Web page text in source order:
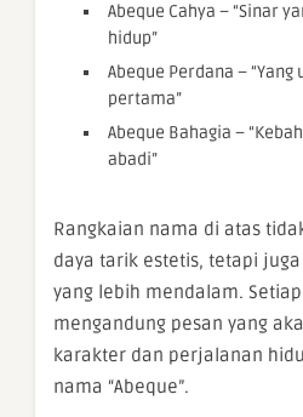
Abeque Cahya – “Sinar
hidup”
Abeque Perdana – “Yang
pertama”
Abeque Bahagia –
abadi”
Rangkaian nama di atas
daya tarik estetis, tetapi
yang lebih mendalam.
mengandung pesan yang
karakter dan perjalanan
nama “Abeque”.